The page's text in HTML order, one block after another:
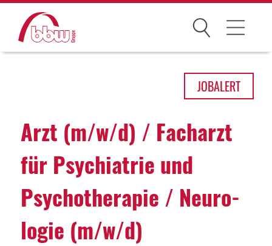
Suchen
Über uns
Leitbild
Gesellschaften
Historie
Organisation
JOBALERT
Arzt (m/w/d) / Fach­arzt
für Psych­i­a­trie und
Psycho­the­rapie / Neuro­
logie (m/w/d)